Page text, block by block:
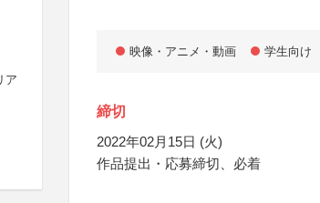
ア
映像・アニメ・動画 学生向け
締切
2022年02月15日 (火)
作品提出・応募締切、必着